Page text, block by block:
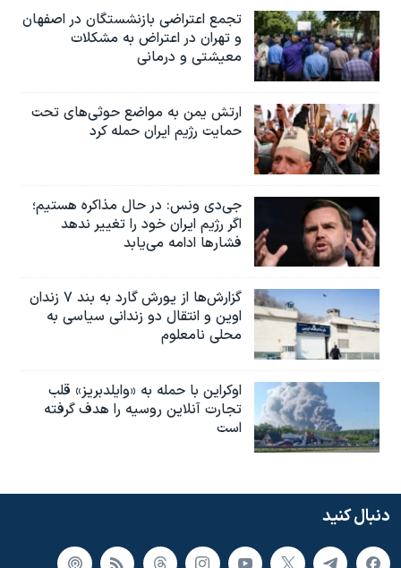
تجمع اعتراضی بازنشستگان در اصفهان
و تهران در اعتراض به مشکلات
معیشتی و درمانی
ارتش یمن به مواضع حوثی‌های تحت
حمایت رژیم ایران حمله کرد
جی‌دی ونس: در حال مذاکره هستیم؛
اگر رژیم ایران خود را تغییر ندهد
فشارها ادامه می‌یابد
گزارش‌ها از یورش گارد به بند ۷ زندان
اوین و انتقال دو زندانی سیاسی به
محلی نامعلوم
اوکراین با حمله به «وایلدبریز» قلب
تجارت آنلاین روسیه را هدف گرفته
است
دنبال کنید